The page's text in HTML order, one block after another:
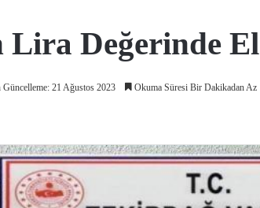
Lira Değerinde
Güncelleme: 21 Ağustos 2023 Okuma Süresi Bir Dakikadan Az